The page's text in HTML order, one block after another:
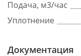
Подача, м3/час
Уплотнение
Документация